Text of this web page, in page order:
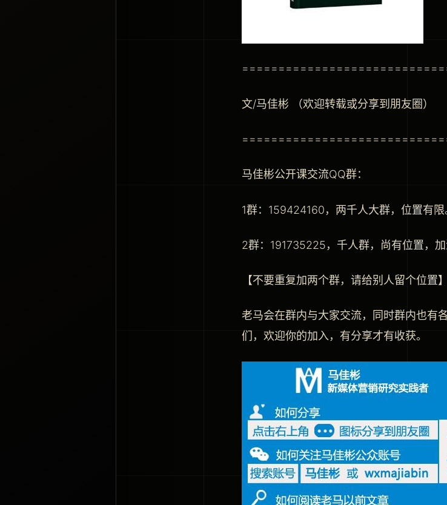
文/马佳彬 （欢迎转载或分享到朋友圈）
马佳彬公开课交流QQ群：
1群：159424160，两千人大群，位置有限
2群：191735225，千人群，尚有位置，加
【不要重复加两个群，请给别人留个位置】
老马会在群内与大家交流，同时群内也有
们，欢迎你的加入，有分享才有收获。